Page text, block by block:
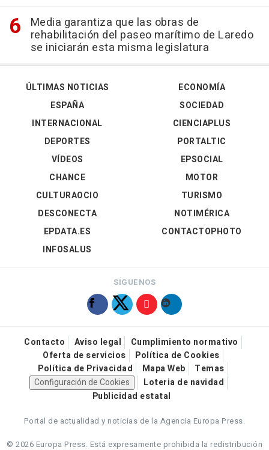
Media garantiza que las obras de
rehabilitación del paseo marítimo de Laredo
se iniciarán esta misma legislatura
ÚLTIMAS NOTICIAS
ESPAÑA
INTERNACIONAL
DEPORTES
VÍDEOS
ECONOMÍA
SOCIEDAD
CIENCIAPLUS
PORTALTIC
EPSOCIAL
CHANCE
CULTURAOCIO
DESCONECTA
EPDATA.ES
INFOSALUS
MOTOR
TURISMO
NOTIMÉRICA
CONTACTOPHOTO
SÍGUENOS
Contacto Aviso legal
Cumplimiento normativo
Oferta de servicios
Política de Cookies
Política de Privacidad
Mapa Web
Temas
Configuración de Cookies
Loteria de navidad
Publicidad estatal
Portal de actualidad y noticias de la Agencia Europa Press.
© 2026 Europa Press. Está expresamente prohibida la redistribución